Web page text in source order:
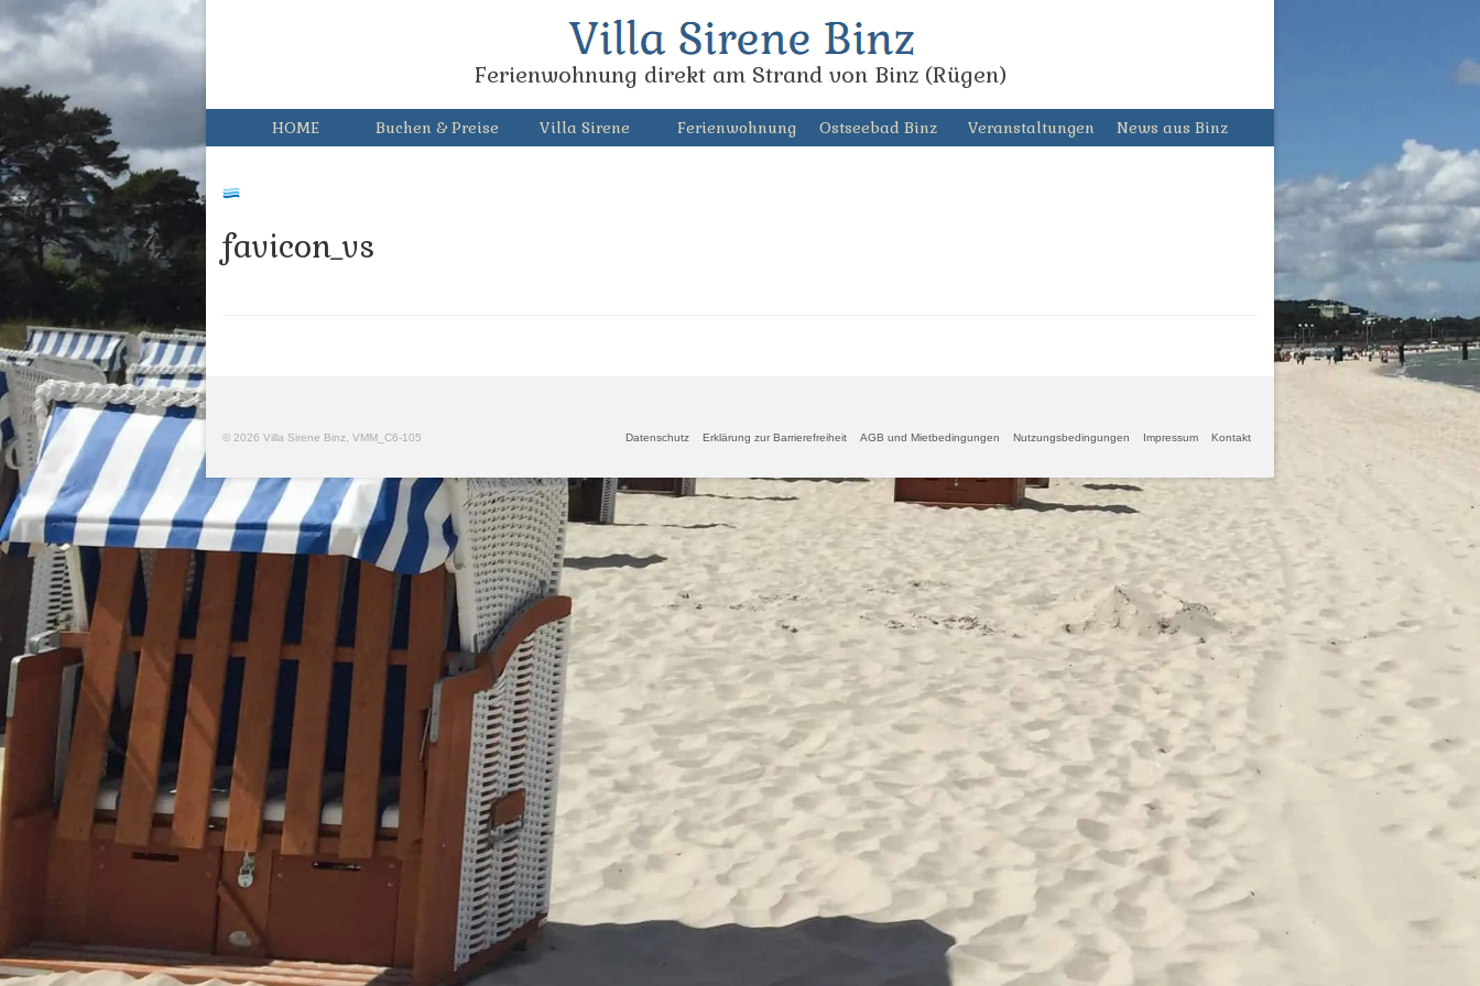
Ferienwohnung direkt am Strand von Binz (Rügen)
HOME Buchen & Preise Villa Sirene Ferienwohnung Ostseebad Binz Veranstaltungen News aus Binz
favicon_vs
Datenschutz Erklärung zur Barrierefreiheit AGB und Mietbedingungen Nutzungsbedingungen Impressum Kontakt
© 2026 Villa Sirene Binz, VMM_C6-105